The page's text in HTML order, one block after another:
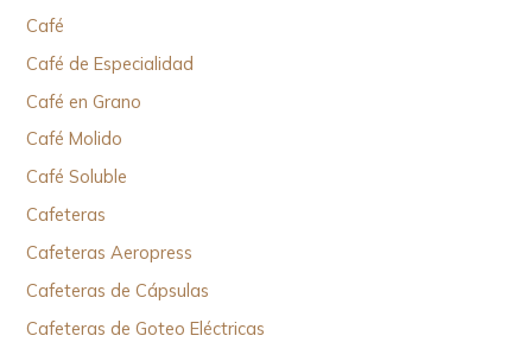
Café
Café de Especialidad
Café en Grano
Café Molido
Café Soluble
Cafeteras
Cafeteras Aeropress
Cafeteras de Cápsulas
Cafeteras de Goteo Eléctricas